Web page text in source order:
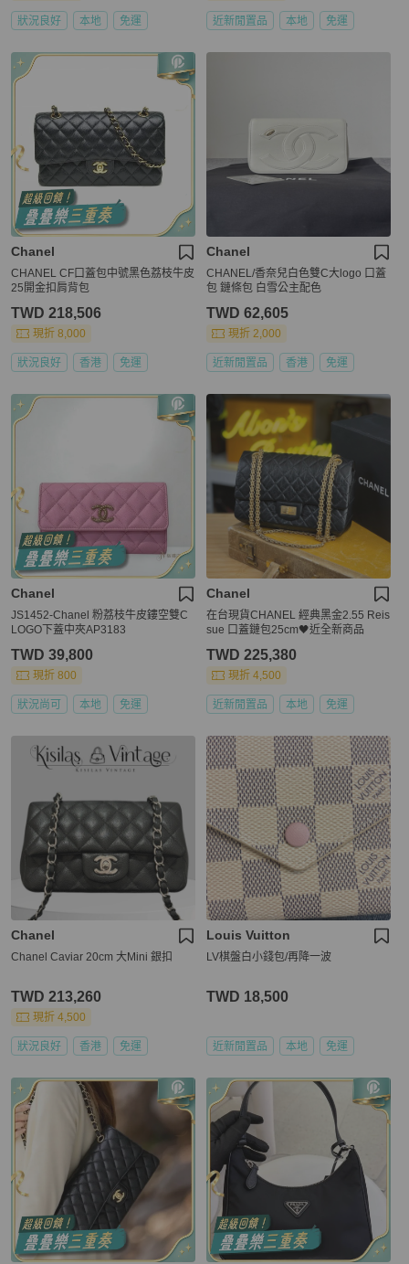
狀況良好 本地 免運 近新閒置品 本地 免運
Chanel
CHANEL CF口蓋包中號黑色荔枝牛皮
25開金扣肩背包
TWD 218,506
現折 8,000
狀況良好 香港 免運
Chanel
CHANEL/香奈兒白色雙C大logo 口蓋
包 鏈條包 白雪公主配色
TWD 62,605
現折 2,000
近新閒置品 香港 免運
Chanel
JS1452-Chanel 粉荔枝牛皮鏤空雙C
LOGO下蓋中夾AP3183
TWD 39,800
現折 800
狀況尚可 本地 免運
Chanel
在台現貨CHANEL 經典黑金2.55 Reis
sue 口蓋鏈包25cm🖤近全新商品
TWD 225,380
現折 4,500
近新閒置品 本地 免運
Chanel
Chanel Caviar 20cm 大Mini 銀扣
TWD 213,260
現折 4,500
狀況良好 香港 免運
Louis Vuitton
LV棋盤白小錢包/再降一波
TWD 18,500
近新閒置品 本地 免運